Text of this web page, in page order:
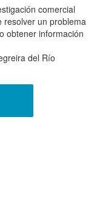
comercial
resolver un problema
obtener información
del Río